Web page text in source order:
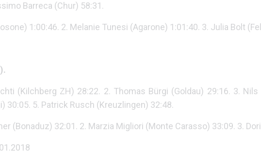
Barreca (Chur) 58:31.
1:00:46. 2. Melanie Tunesi (Agarone) 1:01:40. 3. Julia Bolt
(Kilchberg ZH) 28:22. 2. Thomas Bürgi (Goldau) 29:16. 3.
30:05. 5. Patrick Rusch (Kreuzlingen) 32:48.
(Bonaduz) 32:01. 2. Marzia Migliori (Monte Carasso) 33:09. 3.